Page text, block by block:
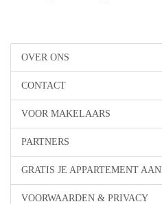
OVER ONS
CONTACT
VOOR MAKELAARS
PARTNERS
GRATIS JE APPARTEMENT
VOORWAARDEN & PRIVACY